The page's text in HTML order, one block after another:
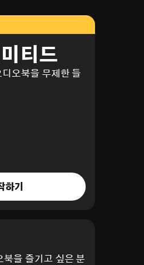
티드
오북을 무제한 들
하기
을 즐기고 싶은 분